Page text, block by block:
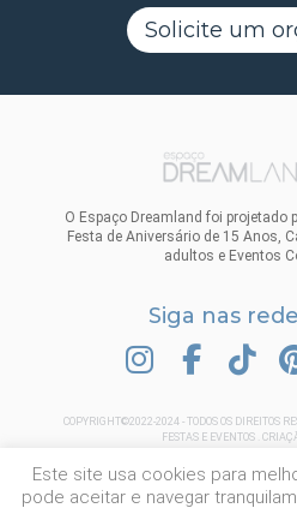
Solicite um
O Espaço Dreamland foi projetado
Festa de Aniversário de 15 Anos,
adultos e Eventos
Siga nas
INSTAGRAMFACEBOOK
TIK
COPYRIGHT©2022-2024 - TODOS OS DIREITOS
FESTAS E EVENTOS .
Este site usa cookies para
pode aceitar e navegar